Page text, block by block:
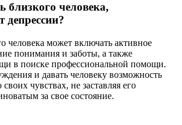
близкого человека,
депрессии?
человека может включать активное
понимания и заботы, а также
в поиске профессиональной помощи.
и давать человеку возможность
чувствах, не заставляя его
за свое состояние.